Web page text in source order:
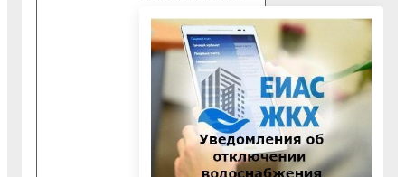
Заявителем.
10.2.2. Документ,
удостоверяющий
личность
представителя
Заявителя.
10.2.3. Документ,